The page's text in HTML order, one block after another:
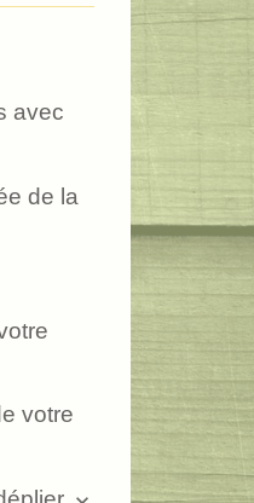
avec
de la
votre